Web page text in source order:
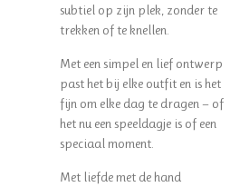
subtiel op zijn plek, zonder te
trekken of te knellen.
Met een simpel en lief ontwerp
past het bij elke outfit en is het
fijn om elke dag te dragen — of
het nu een speeldagje is of een
speciaal moment.
Met liefde met de hand